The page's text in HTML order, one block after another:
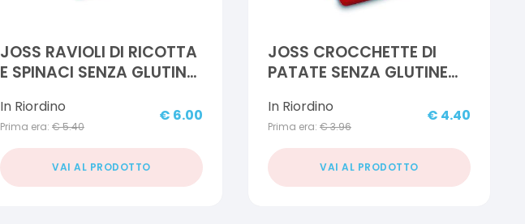
JOSS RAVIOLI DI RICOTTA
E SPINACI SENZA GLUTINE
In Riordino
Prima era: €5.40
€ 6.00
VAI AL PRODOTTO
JOSS CROCCHETTE DI
PATATE SENZA GLUTINE
In Riordino
Prima era: €3.96
€ 4.40
VAI AL PRODOTTO